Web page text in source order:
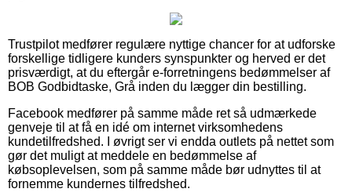
Trustpilot medfører regulære nyttige chancer for at udforske
forskellige tidligere kunders synspunkter og herved er det
prisværdigt, at du eftergår e-forretningens bedømmelser af
BOB Godbidtaske, Grå inden du lægger din bestilling.
Facebook medfører på samme måde ret så udmærkede
genveje til at få en idé om internet virksomhedens
kundetilfredshed. I øvrigt ser vi endda outlets på nettet som
gør det muligt at meddele en bedømmelse af
købsoplevelsen, som på samme måde bør udnyttes til at
fornemme kundernes tilfredshed.